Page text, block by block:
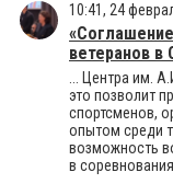
10:41, 24
ветеранов в
... Центра им.
это позволит
спортсменов,
опытом среди
возможность
в